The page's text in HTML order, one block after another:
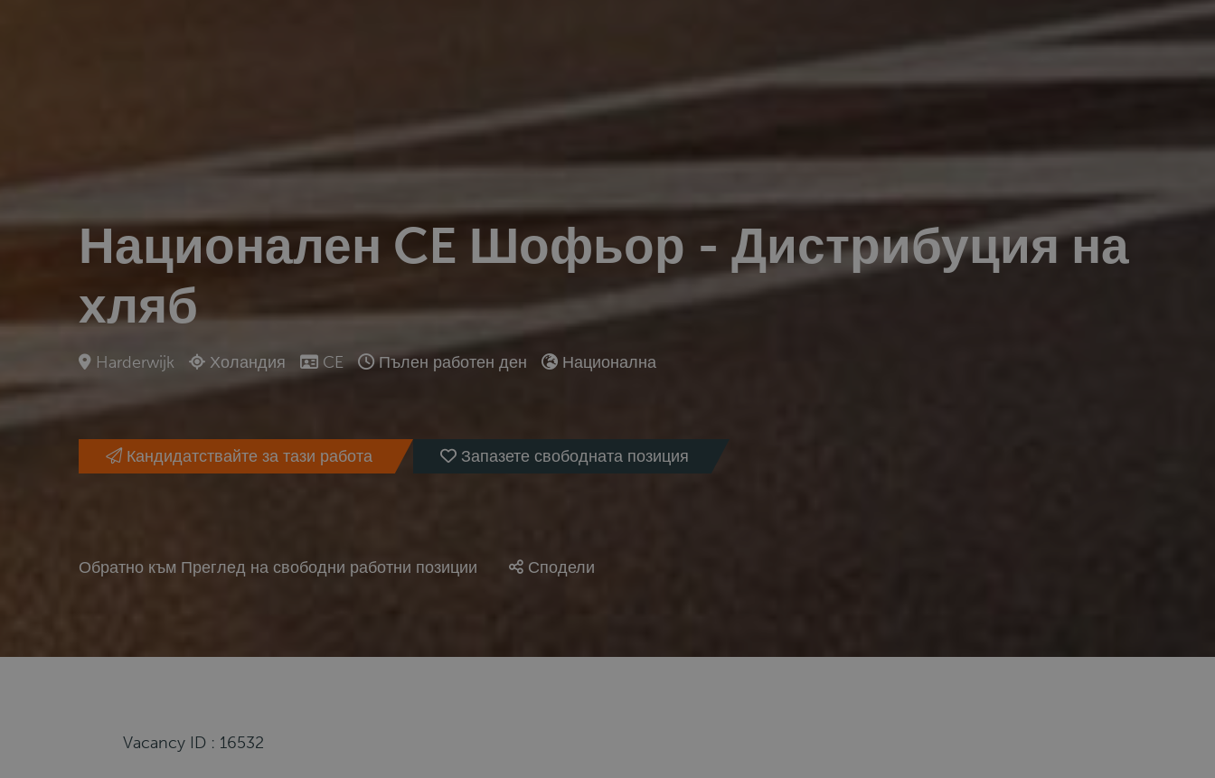
Национален CE Шофьор - Дистрибуция на
хляб
Harderwijk Холандия CE Пълен работен ден Национална
Кандидатствайте за тази работа Запазете свободната позиция
Обратно към Преглед на свободни работни позиции Сподели
Vacancy ID : 16532